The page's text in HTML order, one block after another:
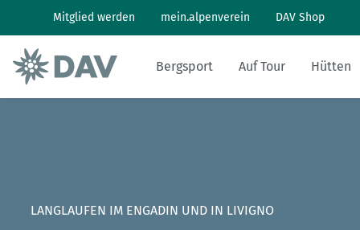
Mitglied werden mein.alpenverein DAV Shop
Bergsport Auf Tour Hütten
LANGLAUFEN IM ENGADIN UND IN LIVIGNO